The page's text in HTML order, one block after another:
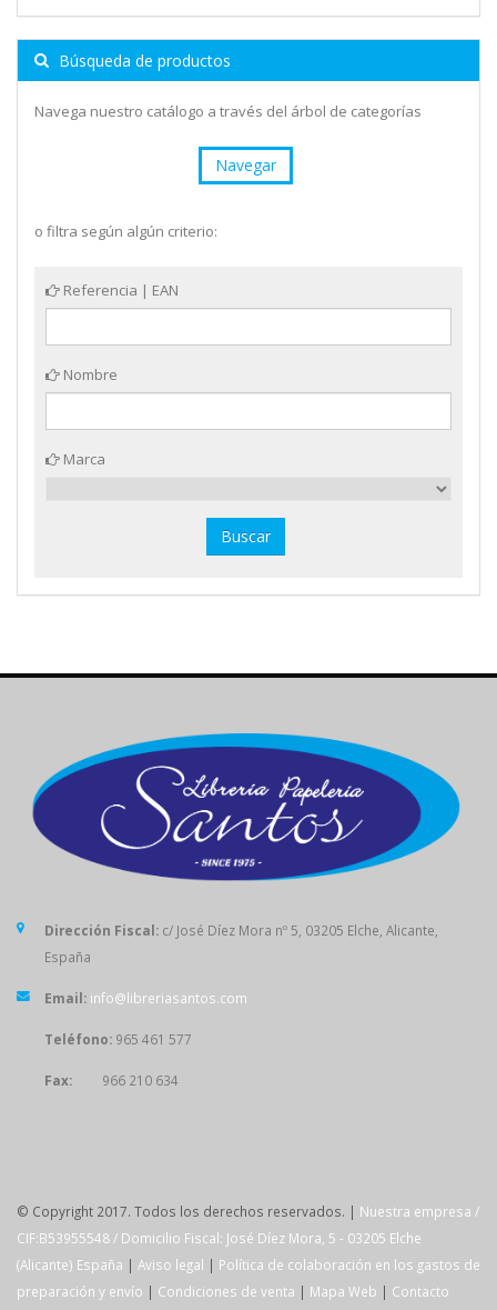
Búsqueda de productos
Navega nuestro catálogo a través del árbol de categorías
Navegar
o filtra según algún criterio:
Referencia | EAN
Nombre
Marca
Dirección Fiscal: c/ José Díez Mora nº 5, 03205 Elche, Alicante,
España
Email: info@libreriasantos.com
Teléfono: 965 461 577
Fax: 966 210 634
© Copyright 2017. Todos los derechos reservados. | Nuestra empresa /
CIF:B53955548 / Domicilio Fiscal: José Díez Mora, 5 - 03205 Elche
(Alicante) España | Aviso legal | Política de colaboración en los gastos de
preparación y envío | Condiciones de venta | Mapa Web | Contacto